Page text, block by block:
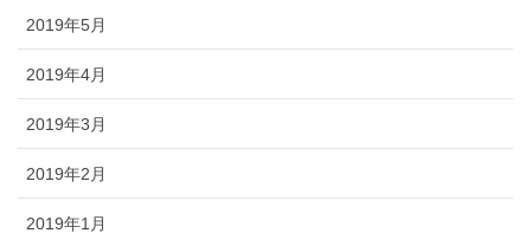
2019年5月
2019年4月
2019年3月
2019年2月
2019年1月